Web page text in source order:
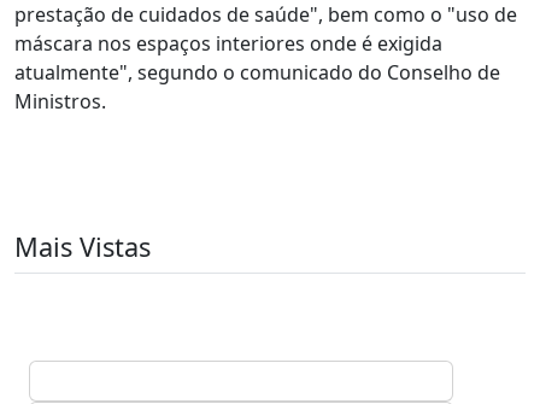
prestação de cuidados de saúde", bem como o "uso de
máscara nos espaços interiores onde é exigida
atualmente", segundo o comunicado do Conselho de
Ministros.
Mais Vistas